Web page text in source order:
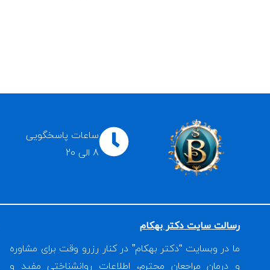
ساعات پاسخگویی
8 الی 20
رسالت سایت دکتر بهکام
ما در وبسایت “دکتر بهکام” در کنار رزرو وقت برای مشاوره
و درمان مراجعان محترم، اطلاعات روانشناختی مفید و